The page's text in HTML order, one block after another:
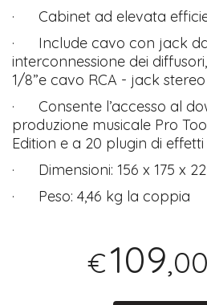
· Cabinet ad elevata
· Include cavo con jack
interconnessione dei
1/8”e cavo RCA - jack
· Consente l’accesso al
produzione musicale Pro
Edition e a 20 plugin di
· Dimensioni: 156 x 175 x
· Peso: 4,46 kg la coppia
€109,00